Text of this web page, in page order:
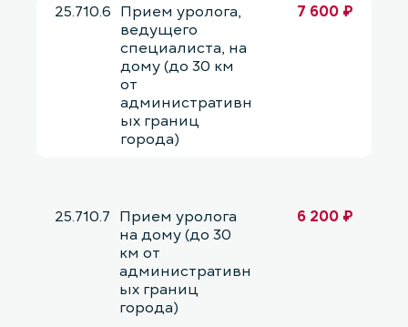
25.710.6 Прием уролога,
ведущего
специалиста, на
дому (до 30 км
от
административн
ых границ
города)
7 600 ₽
25.710.7 Прием уролога
на дому (до 30
км от
административн
ых границ
города)
6 200 ₽